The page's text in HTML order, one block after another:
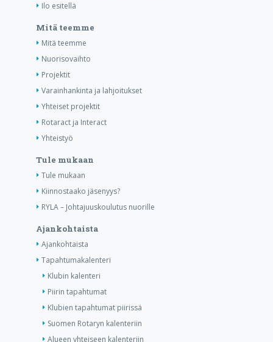
Ilo esitellä
Mitä teemme
Mitä teemme
Nuorisovaihto
Projektit
Varainhankinta ja lahjoitukset
Yhteiset projektit
Rotaract ja Interact
Yhteistyö
Tule mukaan
Tule mukaan
Kiinnostaako jäsenyys?
RYLA – Johtajuuskoulutus nuorille
Ajankohtaista
Ajankohtaista
Tapahtumakalenteri
Klubin kalenteri
Piirin tapahtumat
Klubien tapahtumat piirissä
Suomen Rotaryn kalenteriin
Alueen yhteiseen kalenteriin